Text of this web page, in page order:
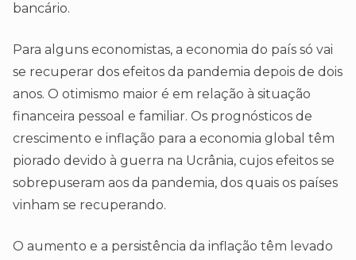
bancário.
Para alguns economistas, a economia do país só vai
se recuperar dos efeitos da pandemia depois de dois
anos. O otimismo maior é em relação à situação
financeira pessoal e familiar. Os prognósticos de
crescimento e inflação para a economia global têm
piorado devido à guerra na Ucrânia, cujos efeitos se
sobrepuseram aos da pandemia, dos quais os países
vinham se recuperando.
O aumento e a persistência da inflação têm levado